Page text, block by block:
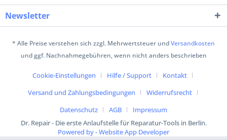
Newsletter
* Alle Preise verstehen sich zzgl. Mehrwertsteuer undVersandkosten
und ggf. Nachnahmegebühren, wenn nicht anders beschrieben
Cookie-Einstellungen Hilfe / Support
Kontakt
Versand und Zahlungsbedingungen
Widerrufsrecht
Datenschutz
AGB
Impressum
Dr. Repair - Die erste Anlaufstelle für Reparatur-Tools in Berlin.
Powered by - Website App Developer